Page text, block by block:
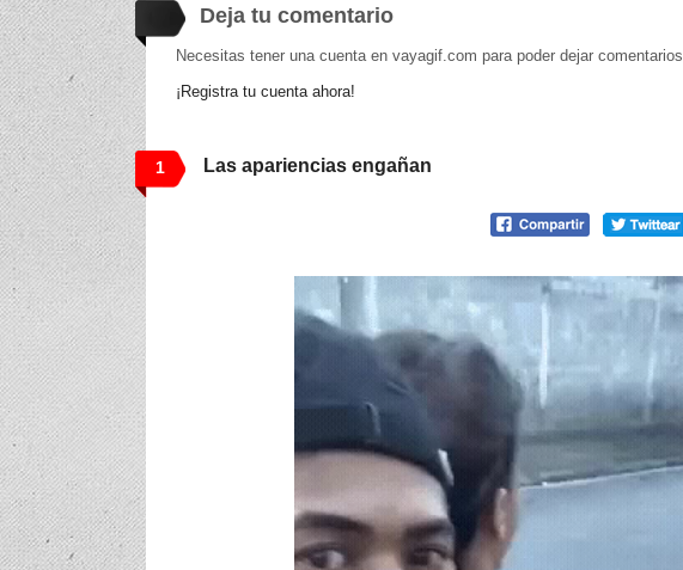
Deja tu comentario
Necesitas tener una cuenta en vayagif.com para poder dejar comentarios.
¡Registra tu cuenta ahora!
1 Las apariencias engañan